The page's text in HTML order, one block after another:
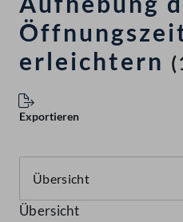
erleichtern
Exportieren
Übersicht